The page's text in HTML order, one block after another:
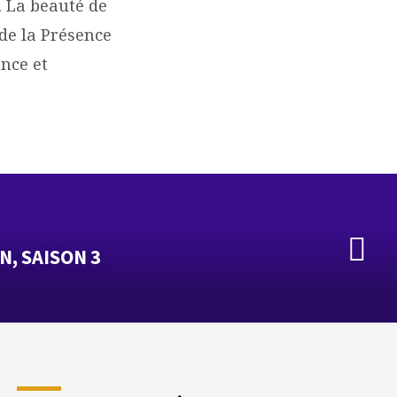
beauté de
la Présence
et
SAISON 3